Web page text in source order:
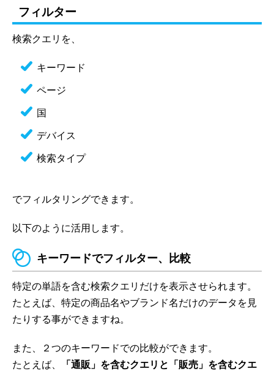
フィルター
検索クエリを、
キーワード
ページ
国
デバイス
検索タイプ
でフィルタリングできます。
以下のように活用します。
キーワードでフィルター、比較
特定の単語を含む検索クエリだけを表示させられます。
たとえば、特定の商品名やブランド名だけのデータを見
たりする事ができますね。
また、２つのキーワードでの比較ができます。
たとえば、
「通販」を含むクエリと「販売」を含むクエ